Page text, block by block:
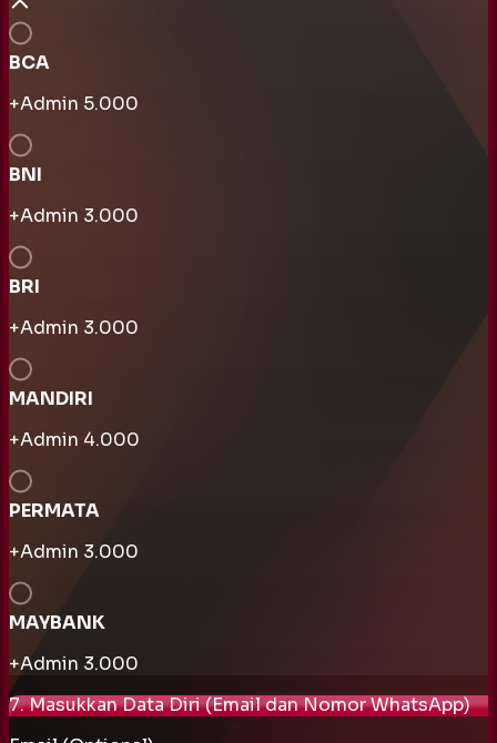
BCA
+Admin 5.000
BNI
+Admin 3.000
BRI
+Admin 3.000
MANDIRI
+Admin 4.000
PERMATA
+Admin 3.000
MAYBANK
+Admin 3.000
7. Masukkan Data Diri (Email dan Nomor WhatsApp)